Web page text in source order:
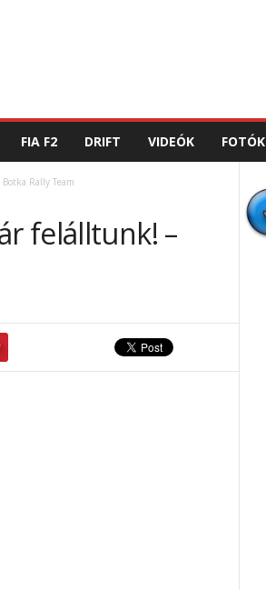
FIA F2 DRIFT VIDEÓK FOTÓK
Rally Team
felálltunk! –